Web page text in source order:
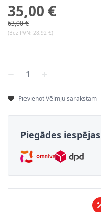
35,00 €
63,00 €
(Bez PVN: 28,92 €)
Skaits
Pievienot Vēlmju sarakstam
Piegādes iespējas